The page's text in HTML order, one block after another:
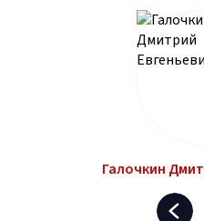
Галочкин